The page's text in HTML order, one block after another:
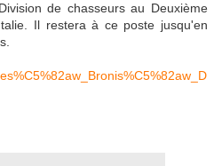
de chasseurs au Deuxième
Il restera à ce poste jusqu'en